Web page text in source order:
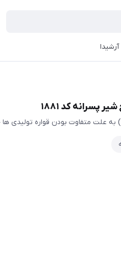
پسرانه کد ۱۸۸۱